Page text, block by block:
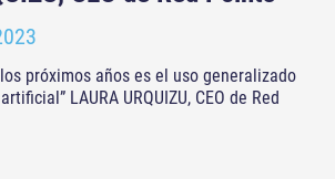
próximos años es el uso generalizado
LAURA URQUIZU, CEO de Red